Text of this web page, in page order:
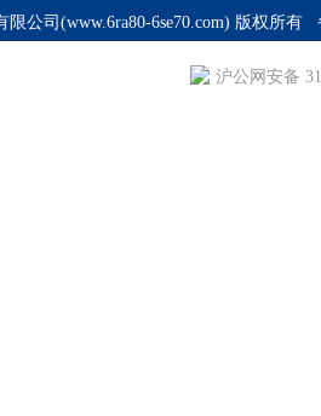
公司(www.6ra80-6se70.com) 版权所有
沪公网安备